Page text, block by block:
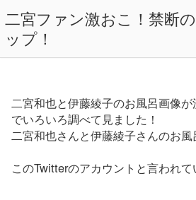
二宮ファン激おこ！禁断
ップ！
二宮和也と伊藤綾子のお風呂画像
でいろいろ調べて見ました！
二宮和也さんと伊藤綾子さんのお風
このTwitterのアカウントと言われて